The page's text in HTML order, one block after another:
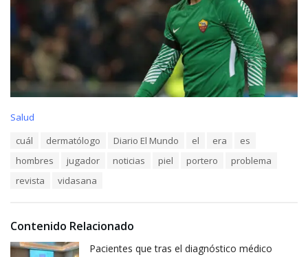
C
s
:
Salud
cuál dermatólogo Diario El Mundo el era
es
hombres
jugador noticias piel portero
problema
revista
vidasana
Contenido Relacionado
Pacientes que tras el diagnóstico médico